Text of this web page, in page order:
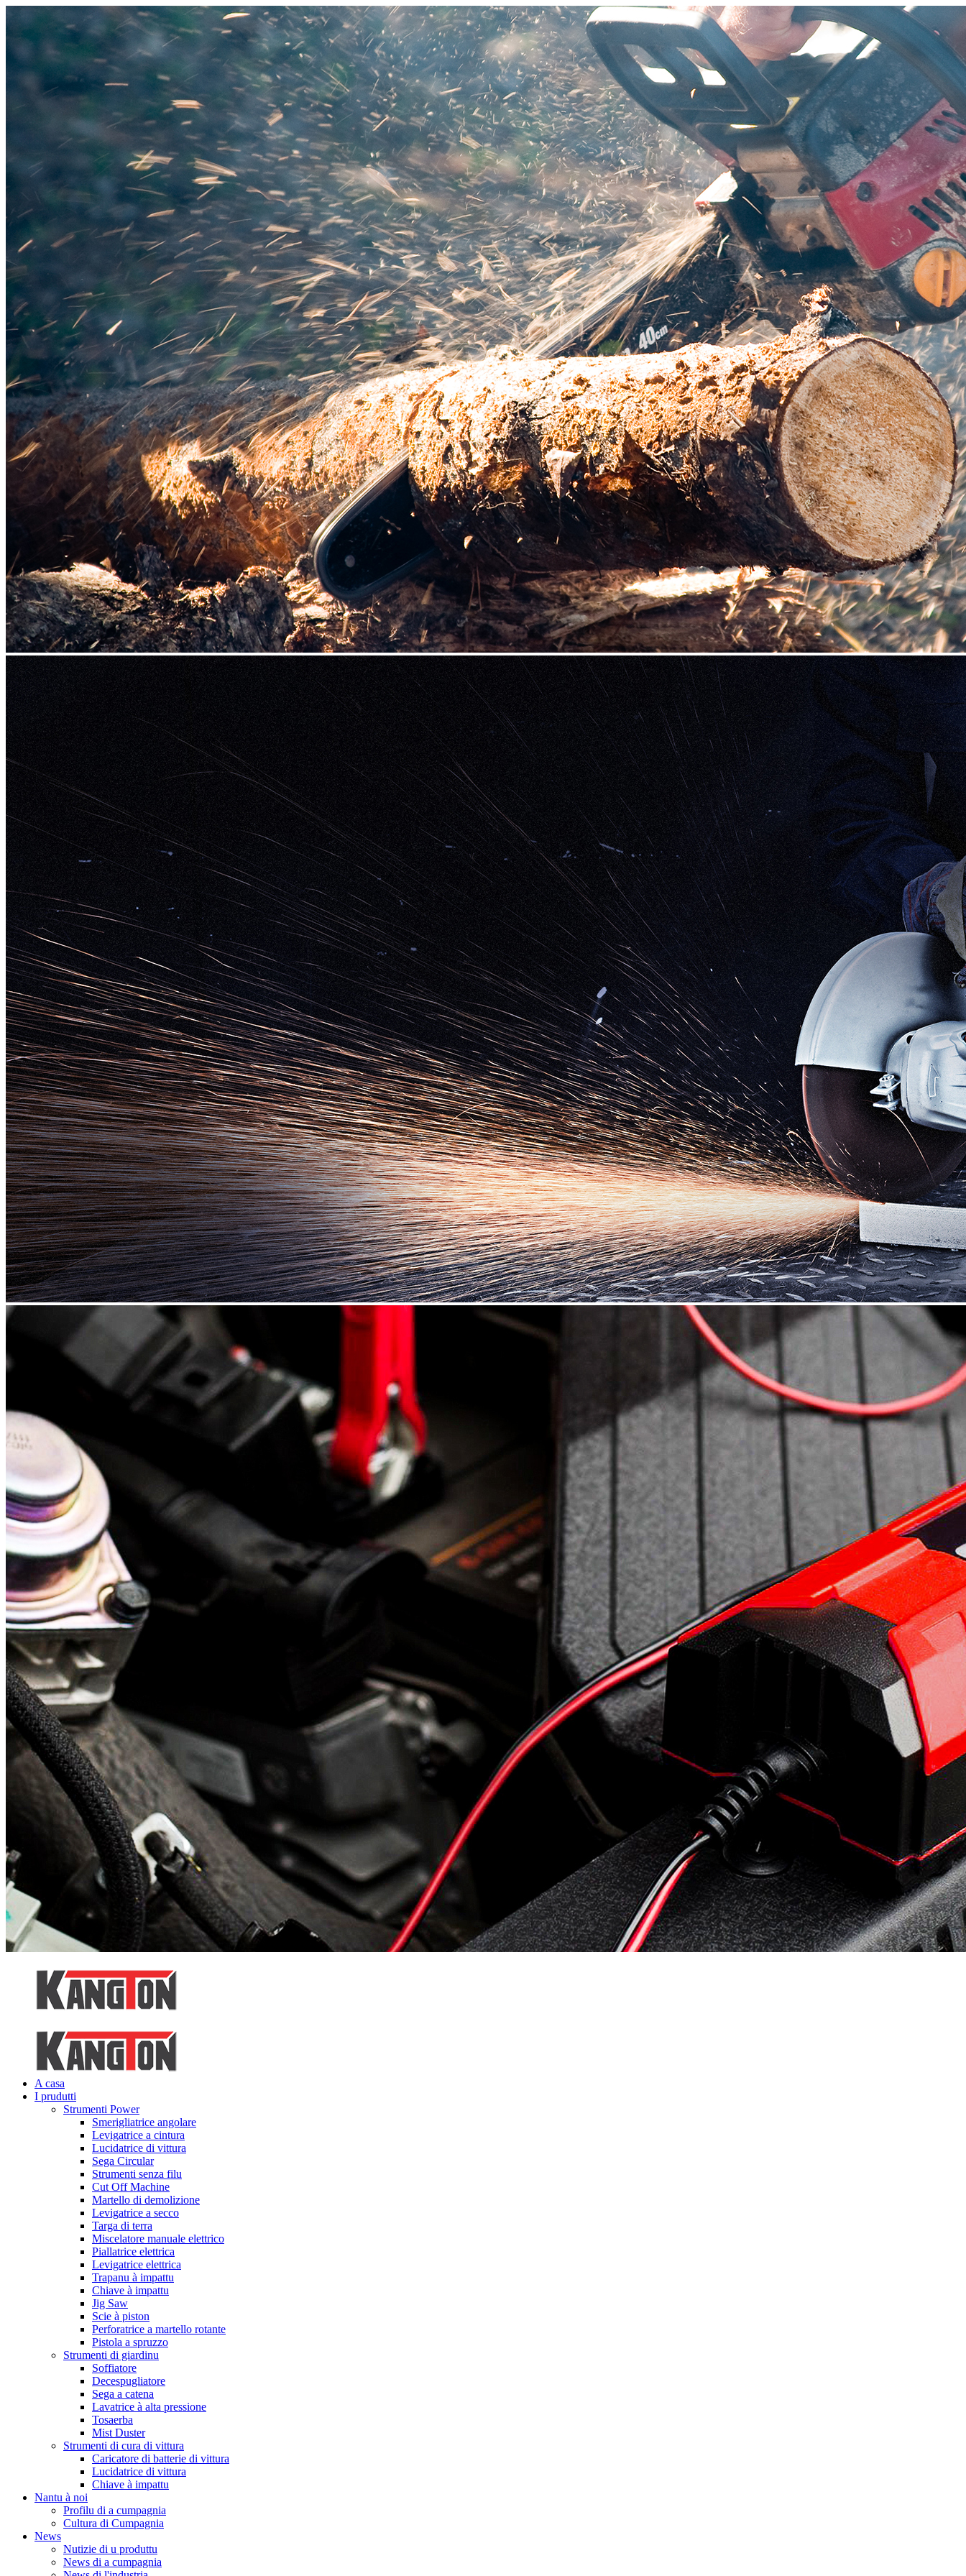
A casa
I prudutti
Strumenti Power
Smerigliatrice angolare
Levigatrice a cintura
Lucidatrice di vittura
Sega Circular
Strumenti senza filu
Cut Off Machine
Martello di demolizione
Levigatrice a secco
Targa di terra
Miscelatore manuale elettrico
Piallatrice elettrica
Levigatrice elettrica
Trapanu à impattu
Chiave à impattu
Jig Saw
Scie à piston
Perforatrice a martello rotante
Pistola a spruzzo
Strumenti di giardinu
Soffiatore
Decespugliatore
Sega a catena
Lavatrice à alta pressione
Tosaerba
Mist Duster
Strumenti di cura di vittura
Caricatore di batterie di vittura
Lucidatrice di vittura
Chiave à impattu
Nantu à noi
Profilu di a cumpagnia
Cultura di Cumpagnia
News
Nutizie di u produttu
News di a cumpagnia